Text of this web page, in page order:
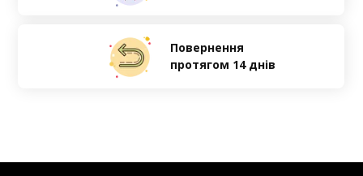
Повернення
протягом 14 днів